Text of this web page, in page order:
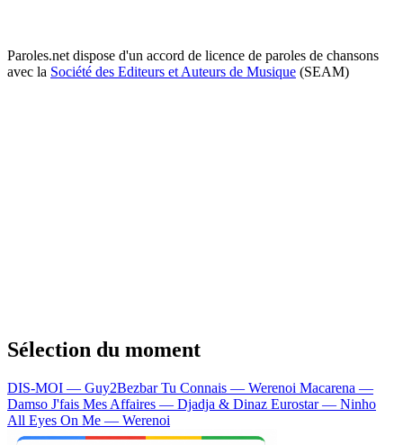
Paroles.net dispose d'un accord de licence de paroles de chansons
avec la Société des Editeurs et Auteurs de Musique (SEAM)
Sélection du moment
DIS-MOI — Guy2BezbarTu Connais — Werenoi Macarena —
Damso J'fais Mes Affaires — Djadja & Dinaz Eurostar — Ninho
All Eyes On Me — Werenoi